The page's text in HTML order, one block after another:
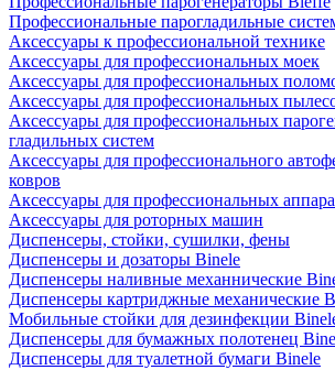
Профессиональные парогладильные
Аксессуары к профессиональной технике
Аксессуары для профессиональных моек
Аксессуары для профессиональных
Аксессуары для профессиональных
Аксессуары для профессиональных
гладильных систем
Аксессуары для профессионального
ковров
Аксессуары для профессиональных
Аксессуары для роторных машин
Диспенсеры, стойки, сушилки, фены
Диспенсеры и дозаторы Binele
Диспенсеры наливные механнические
Диспенсеры картриджные механические
Мобильные стойки для дезинфекции
Диспенсеры для бумажных полотенец
Диспенсеры для туалетной бумаги Binele